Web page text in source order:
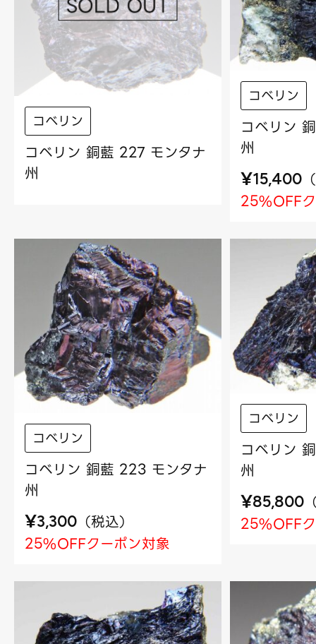
コベリン
コベリン 銅藍 227 モンタナ
州
コベリン
コベリン
州
¥15,400 （
25%OFF
コベリン
コベリン 銅藍 223 モンタナ
州
¥3,300 （税込）
25%OFFクーポン対象
コベリン
コベリン
州
¥85,800
25%OFF